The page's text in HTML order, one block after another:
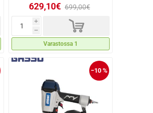
629,10€ 699,00€
i
h d
Varastossa 1
−10 %